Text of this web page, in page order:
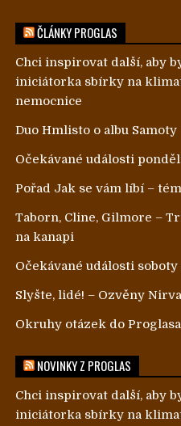
ČLÁNKY PROGLAS
Chci inspirovat další, aby
iniciátorka sbírky na
nemocnice
Duo Hmlisto o albu Samoty
Očekávané události
Pořad Jak se vám líbí –
Taborn, Cline, Gilmore –
na kanapi
Očekávané události soboty
Slyšte, lidé! – Ozvěny
Okruhy otázek do
NOVINKY Z PROGLAS
Chci inspirovat další, aby
iniciátorka sbírky na